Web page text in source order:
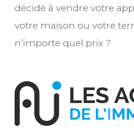
décidé à vendre votre
votre maison ou votre
n’importe quel prix ?